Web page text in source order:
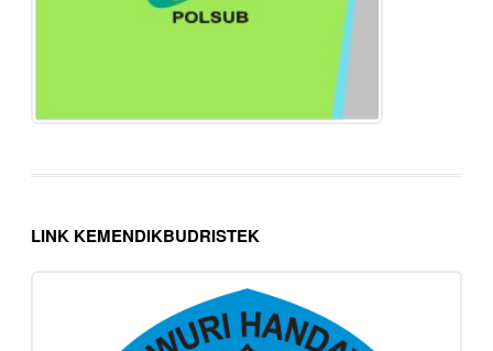
LINK KEMENDIKBUDRISTEK